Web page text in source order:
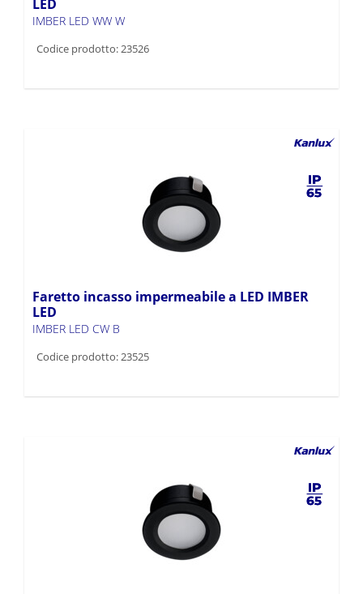
LED
IMBER LED WW W
Codice prodotto: 23526
Faretto incasso impermeabile a LED IMBER
LED
IMBER LED CW B
Codice prodotto: 23525